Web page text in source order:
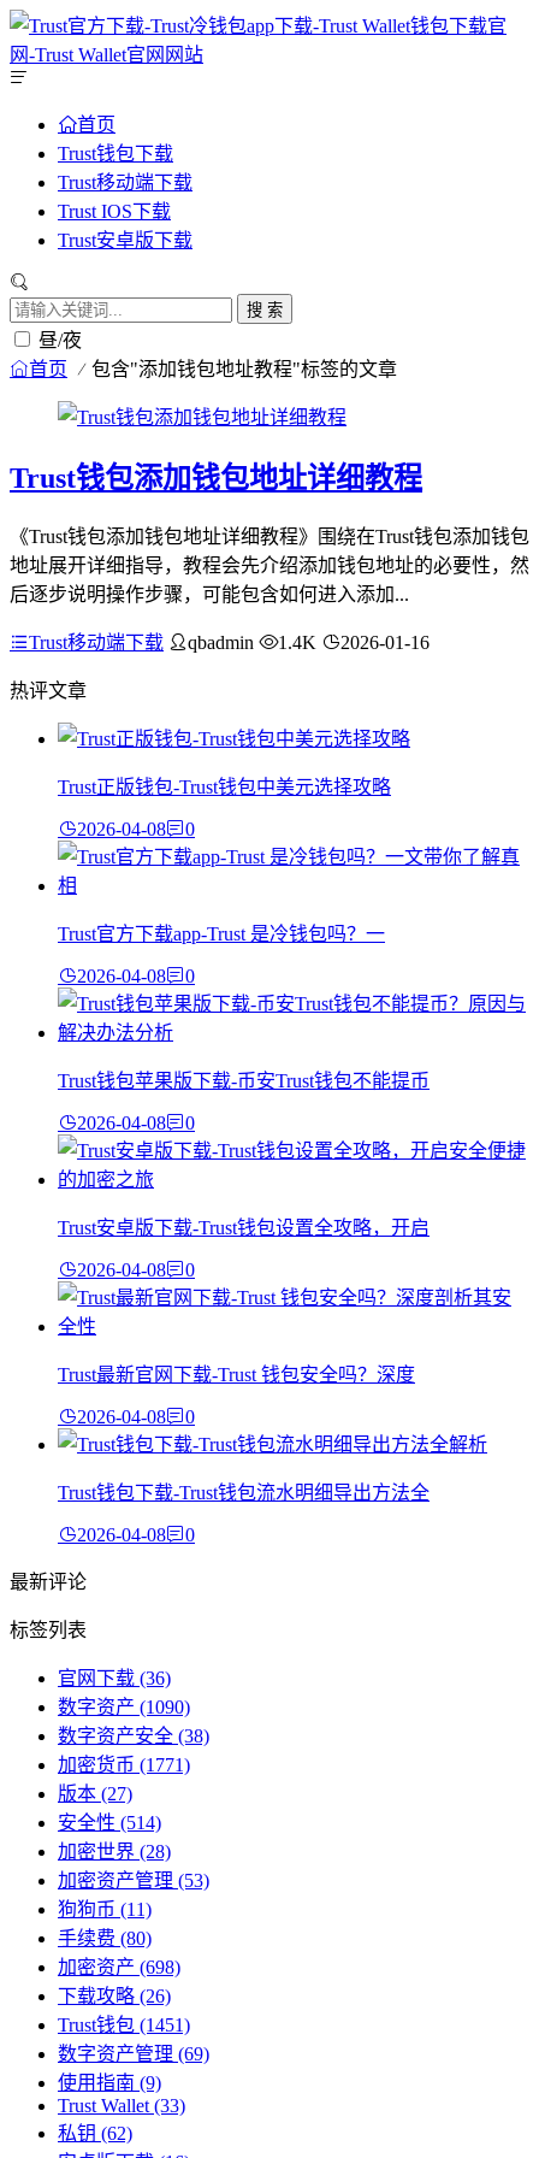
首页
Trust钱包下载
Trust移动端下载
Trust IOS下载
Trust安卓版下载
搜 索
昼/夜
首页 包含"添加钱包地址教程"标签的文章
Trust钱包添加钱包地址详细教程
《Trust钱包添加钱包地址详细教程》围绕在Trust钱包添加钱包
地址展开详细指导，教程会先介绍添加钱包地址的必要性，然
后逐步说明操作步骤，可能包含如何进入添加...
Trust移动端下载 qbadmin 1.4K 2026-01-16
热评文章
Trust正版钱包-Trust钱包中美元选择攻略
2026-04-08 0
Trust官方下载app-Trust 是冷钱包吗？一
2026-04-08 0
Trust钱包苹果版下载-币安Trust钱包不能提币
2026-04-08 0
Trust安卓版下载-Trust钱包设置全攻略，开启
2026-04-08 0
Trust最新官网下载-Trust 钱包安全吗？深度
2026-04-08 0
Trust钱包下载-Trust钱包流水明细导出方法全
2026-04-08 0
最新评论
标签列表
官网下载 (36)
数字资产 (1090)
数字资产安全 (38)
加密货币 (1771)
版本 (27)
安全性 (514)
加密世界 (28)
加密资产管理 (53)
狗狗币 (11)
手续费 (80)
加密资产 (698)
下载攻略 (26)
Trust钱包 (1451)
数字资产管理 (69)
使用指南 (9)
Trust Wallet (33)
私钥 (62)